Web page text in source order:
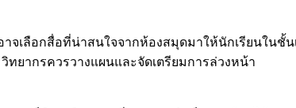
จเลือกสื่อที่น่าสนใจจากห้องสมุดมาให้นักเรียนในชั้น
ยากรควรวางแผนและจัดเตรียมการล่วงหน้า